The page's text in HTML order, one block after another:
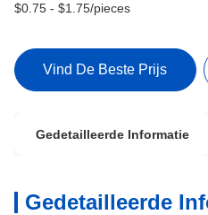
$0.75 - $1.75/pieces
Vind De Beste Prijs
Gedetailleerde Informatie
Gedetailleerde